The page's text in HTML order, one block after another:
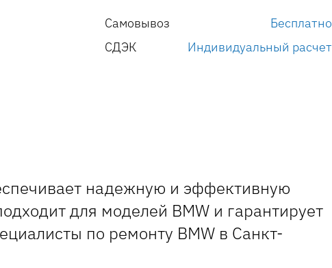
надежную и эффективную
для моделей BMW и гарантирует
по ремонту BMW в Санкт-
Самовывоз
Бесплатно
СДЭК
Индивидуальный расчет